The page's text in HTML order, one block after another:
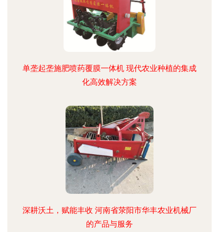
单垄起垄施肥喷药覆膜一体机 现代农业种植的集成
化高效解决方案
深耕沃土，赋能丰收 河南省荥阳市华丰农业机械厂
的产品与服务